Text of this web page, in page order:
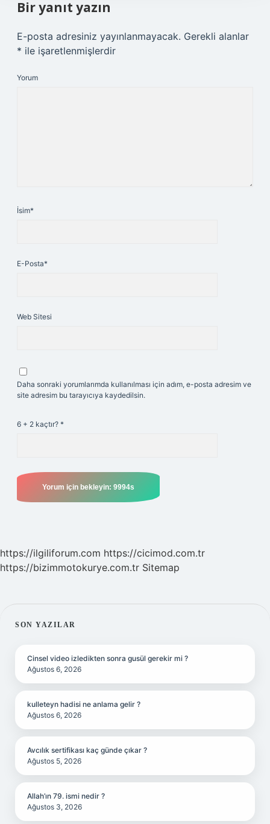
Bir yanıt yazın
E-posta adresiniz yayınlanmayacak. Gerekli alanlar
* ile işaretlenmişlerdir
Yorum
İsim*
E-Posta*
Web Sitesi
Daha sonraki yorumlarımda kullanılması için adım, e-posta adresim ve
site adresim bu tarayıcıya kaydedilsin.
6 + 2 kaçtır? *
https://ilgiliforum.com https://cicimod.com.tr
https://bizimmotokurye.com.tr Sitemap
SIDEBAR
SON YAZILAR
Cinsel video izledikten sonra gusül gerekir mi ?
Ağustos 6, 2026
kulleteyn hadisi ne anlama gelir ?
Ağustos 6, 2026
Avcılık sertifikası kaç günde çıkar ?
Ağustos 5, 2026
Allah’ın 79. ismi nedir ?
Ağustos 3, 2026